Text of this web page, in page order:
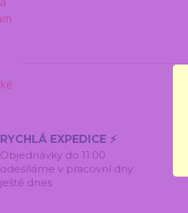
RYCHLÁ EXPEDICE ⚡
Objednávky do 11:00
odesíláme v pracovní dny
ještě dnes